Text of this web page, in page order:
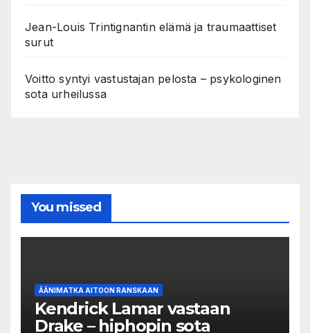
Jean-Louis Trintignantin elämä ja traumaattiset
surut
Voitto syntyi vastustajan pelosta – psykologinen
sota urheilussa
You missed
ÄÄNIMATKA AITOON RANSKAAN
Kendrick Lamar vastaan
Drake – hiphopin sota